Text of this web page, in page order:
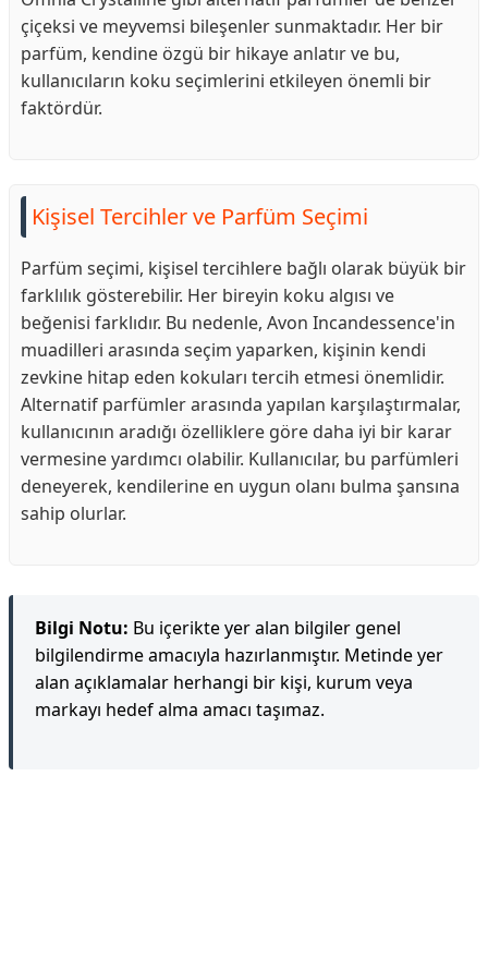
çiçeksi ve meyvemsi bileşenler sunmaktadır. Her bir
parfüm, kendine özgü bir hikaye anlatır ve bu,
kullanıcıların koku seçimlerini etkileyen önemli bir
faktördür.
Kişisel Tercihler ve Parfüm Seçimi
Parfüm seçimi, kişisel tercihlere bağlı olarak büyük bir
farklılık gösterebilir. Her bireyin koku algısı ve
beğenisi farklıdır. Bu nedenle, Avon Incandessence'in
muadilleri arasında seçim yaparken, kişinin kendi
zevkine hitap eden kokuları tercih etmesi önemlidir.
Alternatif parfümler arasında yapılan karşılaştırmalar,
kullanıcının aradığı özelliklere göre daha iyi bir karar
vermesine yardımcı olabilir. Kullanıcılar, bu parfümleri
deneyerek, kendilerine en uygun olanı bulma şansına
sahip olurlar.
Bilgi Notu: Bu içerikte yer alan bilgiler genel
bilgilendirme amacıyla hazırlanmıştır. Metinde yer
alan açıklamalar herhangi bir kişi, kurum veya
markayı hedef alma amacı taşımaz.